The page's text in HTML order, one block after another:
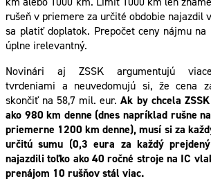
rušeň v priemere za určité obdobie najazdil
sa platiť doplatok. Prepočet ceny nájmu
úplne irelevantný.
Novinári aj ZSSK argumentujú
tvrdeniami a neuvedomujú si, že cena
skončiť na 58,7 mil. eur.Ak by chcela
ako 980 km denne (dnes napríklad rušne
priemerne 1200 km denne), musí si za
určitú sumu (0,3 eura za každý
najazdili toľko ako 40 ročné stroje na IC
prenájom 10 rušňov stál viac.